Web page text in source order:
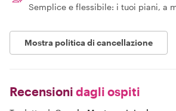
Semplice e flessibile: i tuoi piani, a
Mostra politica di cancellazione
Recensioni dagli ospiti